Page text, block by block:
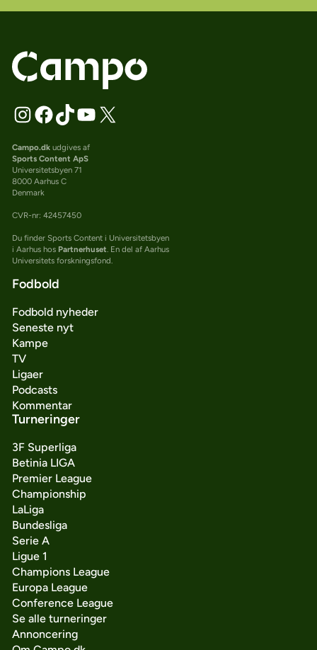
Campo.dkudgives af
Sports Content ApS
Universitetsbyen 71
8000 Aarhus C
Denmark
CVR-nr: 42457450
Du finder Sports Content i Universitetsbyen
i Aarhus hos Partnerhuset. En del af Aarhus
Universitets forskningsfond.
Fodbold
Fodbold nyheder
Seneste nyt
Kampe
TV
Ligaer
Podcasts
Kommentar
Turneringer
3F Superliga
Betinia LIGA
Premier League
Championship
LaLiga
Bundesliga
Serie A
Ligue 1
Champions League
Europa League
Conference League
Se alle turneringer
Annoncering